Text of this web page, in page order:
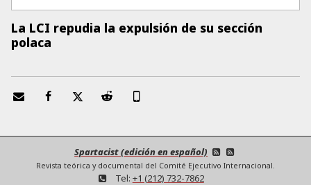
La LCI repudia la expulsión de su sección
polaca
Spartacist (edición en español)
Revista teórica y documental del Comité Ejecutivo Internacional.
Tel: +1 (212) 732-7862